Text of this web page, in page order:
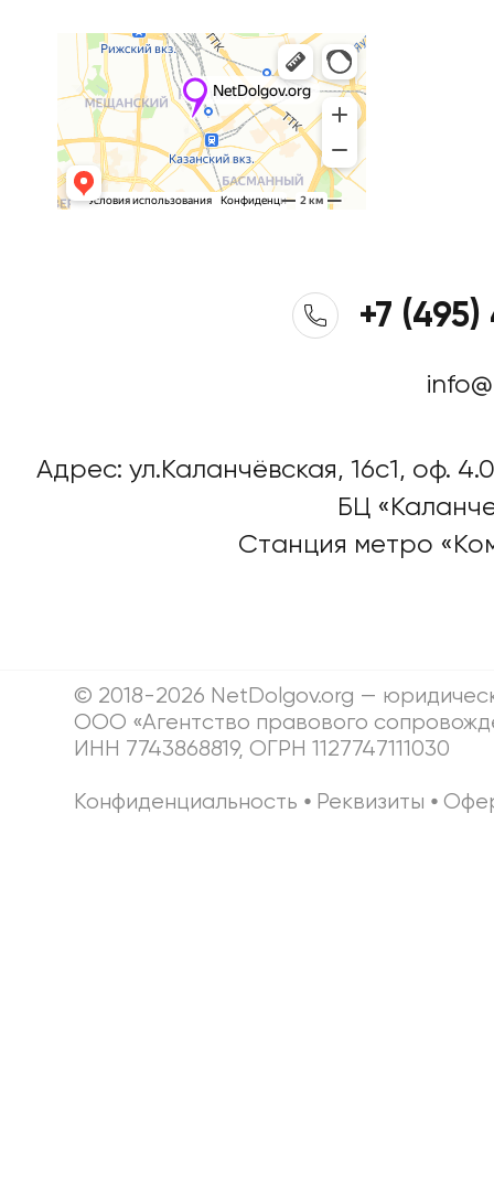
+7
Адрес: ул.Каланчёвская, 16c1, оф.
БЦ
Станция метро
© 2018-2026 NetDolgov.org —
ООО «Агентство правового
ИНН 7743868819, ОГРН 1127747111030
Конфиденциальность ⦁ Реквизиты ⦁